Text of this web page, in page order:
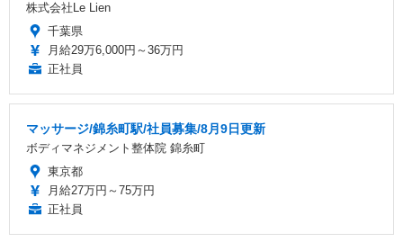
株式会社Le Lien
千葉県
月給29万6,000円～36万円
正社員
マッサージ/錦糸町駅/社員募集/8月9日更新
ボディマネジメント整体院 錦糸町
東京都
月給27万円～75万円
正社員